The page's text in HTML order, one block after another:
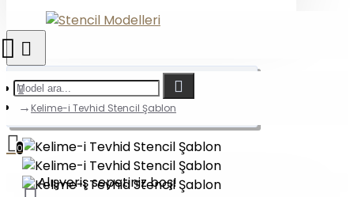
0
Alışveriş sepetiniz boş!
Kelime-i Tevhid Stencil Şablon